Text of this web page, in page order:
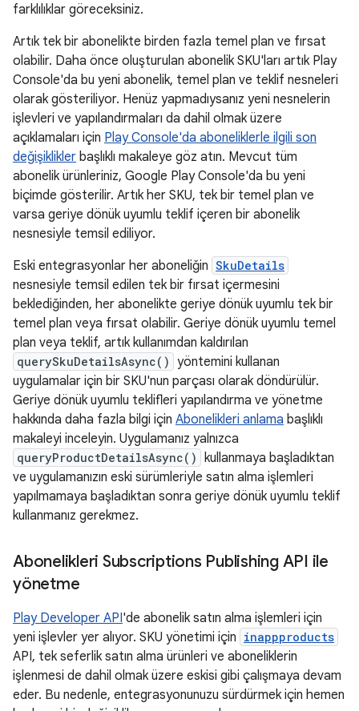
farklılıklar göreceksiniz.
Artık tek bir abonelikte birden fazla temel plan ve fırsat
olabilir. Daha önce oluşturulan abonelik SKU'ları artık Play
Console'da bu yeni abonelik, temel plan ve teklif nesneleri
olarak gösteriliyor. Henüz yapmadıysanız yeni nesnelerin
işlevleri ve yapılandırmaları da dahil olmak üzere
açıklamaları için Play Console'da aboneliklerle ilgili son
değişiklikler başlıklı makaleye göz atın. Mevcut tüm
abonelik ürünleriniz, Google Play Console'da bu yeni
biçimde gösterilir. Artık her SKU, tek bir temel plan ve
varsa geriye dönük uyumlu teklif içeren bir abonelik
nesnesiyle temsil ediliyor.
Eski entegrasyonlar her aboneliğin SkuDetails
nesnesiyle temsil edilen tek bir fırsat içermesini
beklediğinden, her abonelikte geriye dönük uyumlu tek bir
temel plan veya fırsat olabilir. Geriye dönük uyumlu temel
plan veya teklif, artık kullanımdan kaldırılan
querySkuDetailsAsync() yöntemini kullanan
uygulamalar için bir SKU'nun parçası olarak döndürülür.
Geriye dönük uyumlu teklifleri yapılandırma ve yönetme
hakkında daha fazla bilgi için Abonelikleri anlama başlıklı
makaleyi inceleyin. Uygulamanız yalnızca
queryProductDetailsAsync() kullanmaya başladıktan
ve uygulamanızın eski sürümleriyle satın alma işlemleri
yapılmamaya başladıktan sonra geriye dönük uyumlu teklif
kullanmanız gerekmez.
Abonelikleri Subscriptions Publishing API ile
yönetme
Play Developer API'de abonelik satın alma işlemleri için
yeni işlevler yer alıyor. SKU yönetimi için inappproducts
API, tek seferlik satın alma ürünleri ve aboneliklerin
işlenmesi de dahil olmak üzere eskisi gibi çalışmaya devam
eder. Bu nedenle, entegrasyonunuzu sürdürmek için hemen